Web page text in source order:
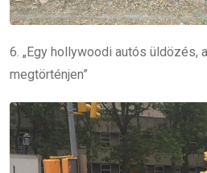
6. „Egy hollywoodi autós üldözés,
megtörténjen”